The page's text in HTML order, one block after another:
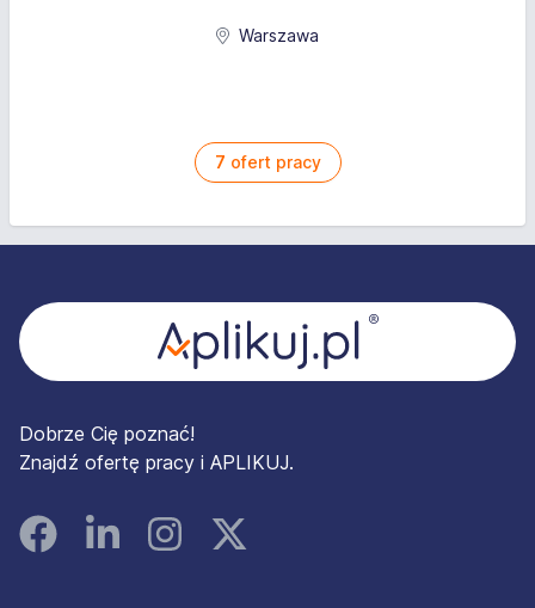
Warszawa
7 ofert pracy
Dobrze Cię poznać!
Znajdź ofertę pracy i APLIKUJ.
FacebookLinked InInstagramInstagram